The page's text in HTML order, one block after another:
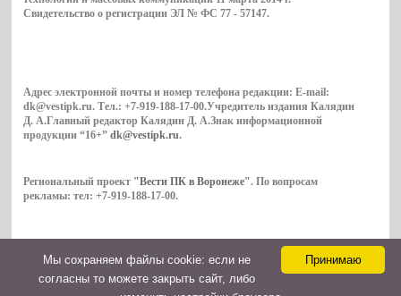
Свидетельство о регистрации ЭЛ № ФС 77 - 57147.
Адрес электронной почты и номер телефона редакции: E-mail:
dk@vestipk.ru. Тел.: +7-919-188-17-00.Учредитель издания Калядин
Д. А.Главный редактор Калядин Д. А.Знак информационной
продукции “16+”dk@vestipk.ru.
Региональный проект "Вести ПК в Воронеже". По вопросам
рекламы: тел: +7-919-188-17-00.
Copyright © 2026. ВестиПК в Воронеже
Контакты
Принимаю
Мы cохраняем файлы cookie: если не
согласны то можете закрыть сайт, либо